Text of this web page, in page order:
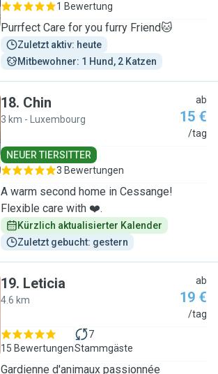
1 Bewertung
Purrfect Care for you furry Friend🐱
Zuletzt aktiv: heute
Mitbewohner: 1 Hund, 2 Katzen
18. Chin
3 km - Luxembourg
ab
15 €
/tag
NEUER TIERSITTER
3 Bewertungen
A warm second home in Cessange!
Flexible care with ❤️.
Kürzlich aktualisierter Kalender
Zuletzt gebucht: gestern
19. Leticia
4.6 km
ab
19 €
/tag
15 Bewertungen
7
Stammgäste
Gardienne d'animaux passionnée